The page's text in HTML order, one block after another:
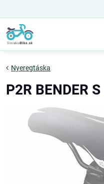
Nyeregtáska
P2R BENDER